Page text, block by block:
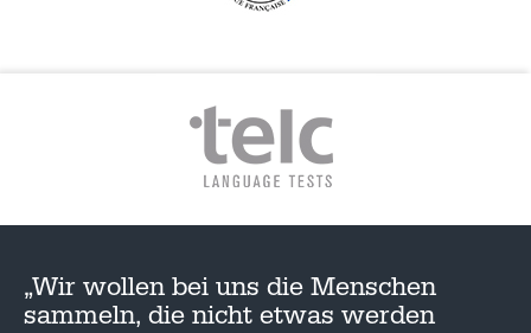
„Wir wollen bei uns die Menschen
sammeln, die nicht etwas werden